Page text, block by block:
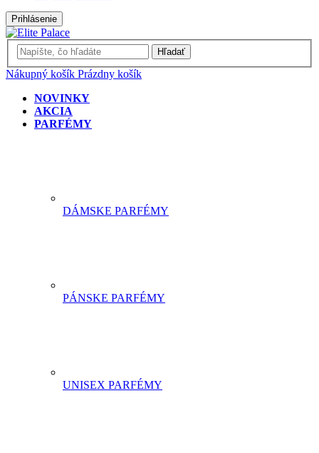
Prihlásenie
Hľadať
Nákupný košík Prázdny košík
NOVINKY
AKCIA
PARFÉMY
DÁMSKE PARFÉMY
PÁNSKE PARFÉMY
UNISEX PARFÉMY